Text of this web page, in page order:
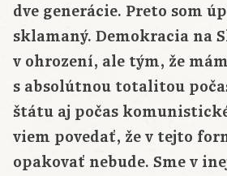
dve generácie. Preto som
sklamaný. Demokracia na
v ohrození, ale tým, že
s absolútnou totalitou
štátu aj počas
viem povedať, že v tejto
opakovať nebude. Sme v